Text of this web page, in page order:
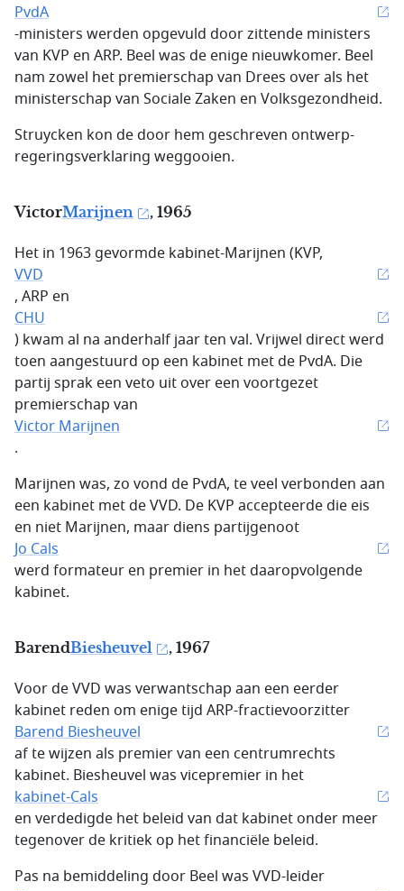
PvdA
-ministers werden opgevuld door zittende ministers
van KVP en ARP. Beel was de enige nieuwkomer. Beel
nam zowel het premierschap van Drees over als het
ministerschap van Sociale Zaken en Volksgezondheid.
Struycken kon de door hem geschreven ontwerp-
regeringsverklaring weggooien.
VictorMarijnen , 1965
Het in 1963 gevormde kabinet-Marijnen (KVP,
VVD
, ARP en
CHU
) kwam al na anderhalf jaar ten val. Vrijwel direct werd
toen aangestuurd op een kabinet met de PvdA. Die
partij sprak een veto uit over een voortgezet
premierschap van
Victor Marijnen
.
Marijnen was, zo vond de PvdA, te veel verbonden aan
een kabinet met de VVD. De KVP accepteerde die eis
en niet Marijnen, maar diens partijgenoot
Jo Cals
werd formateur en premier in het daaropvolgende
kabinet.
BarendBiesheuvel , 1967
Voor de VVD was verwantschap aan een eerder
kabinet reden om enige tijd ARP-fractievoorzitter
Barend Biesheuvel
af te wijzen als premier van een centrumrechts
kabinet. Biesheuvel was vicepremier in het
kabinet-Cals
en verdedigde het beleid van dat kabinet onder meer
tegenover de kritiek op het financiële beleid.
Pas na bemiddeling door Beel was VVD-leider